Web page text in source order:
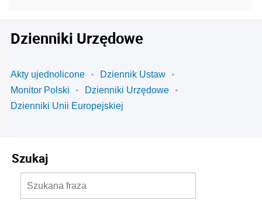
Dzienniki Urzędowe
Akty ujednolicone
Dziennik Ustaw
Monitor Polski
Dzienniki Urzędowe
Dzienniki Unii Europejskiej
Szukaj